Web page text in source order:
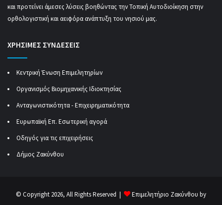
και προτείνει άμεσες λύσεις βοηθώντας την Τοπική Αυτοδιοίκηση στην
ορθολογιστική και αειφόρα ανάπτυξη του νησιού μας.
ΧΡΗΣΙΜΕΣ ΣΥΝΔΕΣΕΙΣ
Κεντρική Ένωση Επιμελητηρίων
Οργανισμός Βιομηχανικής Ιδιοκτησίας
Ανταγωνιστικότητα - Επιχειρηματικότητα
Ευρωπαϊκή Επ. Εσωτερική αγορά
Οδηγός για τις επιχειρήσεις
Δήμος Ζακύνθου
© Copyright 2026, All Rights Reserved | Επιμελητήριο Ζακύνθου by